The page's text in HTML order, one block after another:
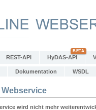
REST-API HyDAS-API
Dokumentation WSDL
Webservice
wird nicht mehr